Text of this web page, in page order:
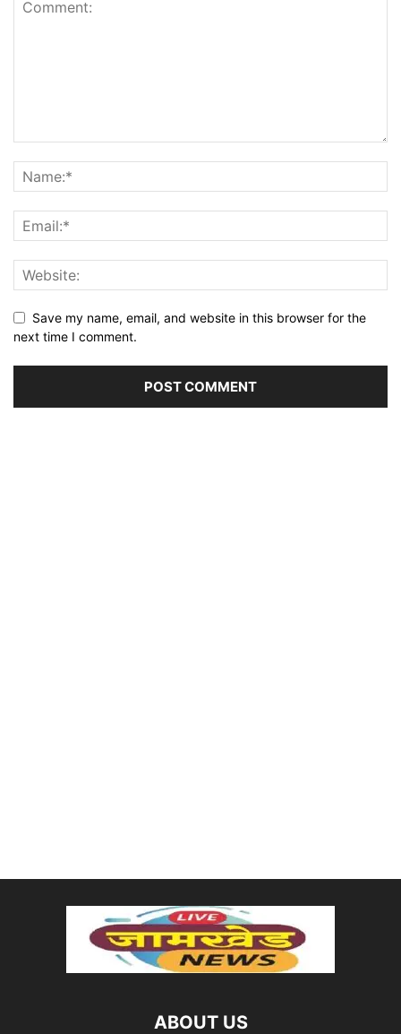
Save my name, email, and website in this browser for the
next time I comment.
ABOUT US